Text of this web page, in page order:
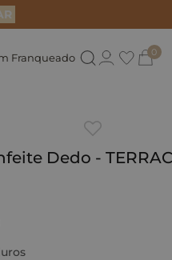
Franqueado 0
Dedo -